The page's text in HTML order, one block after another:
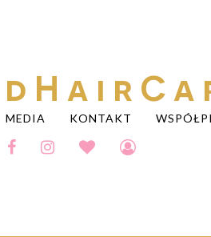
MEDIA KONTAKT